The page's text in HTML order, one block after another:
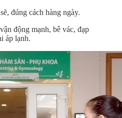
đúng cách hàng ngày.
động mạnh, bê vác, đạp
áp lạnh.